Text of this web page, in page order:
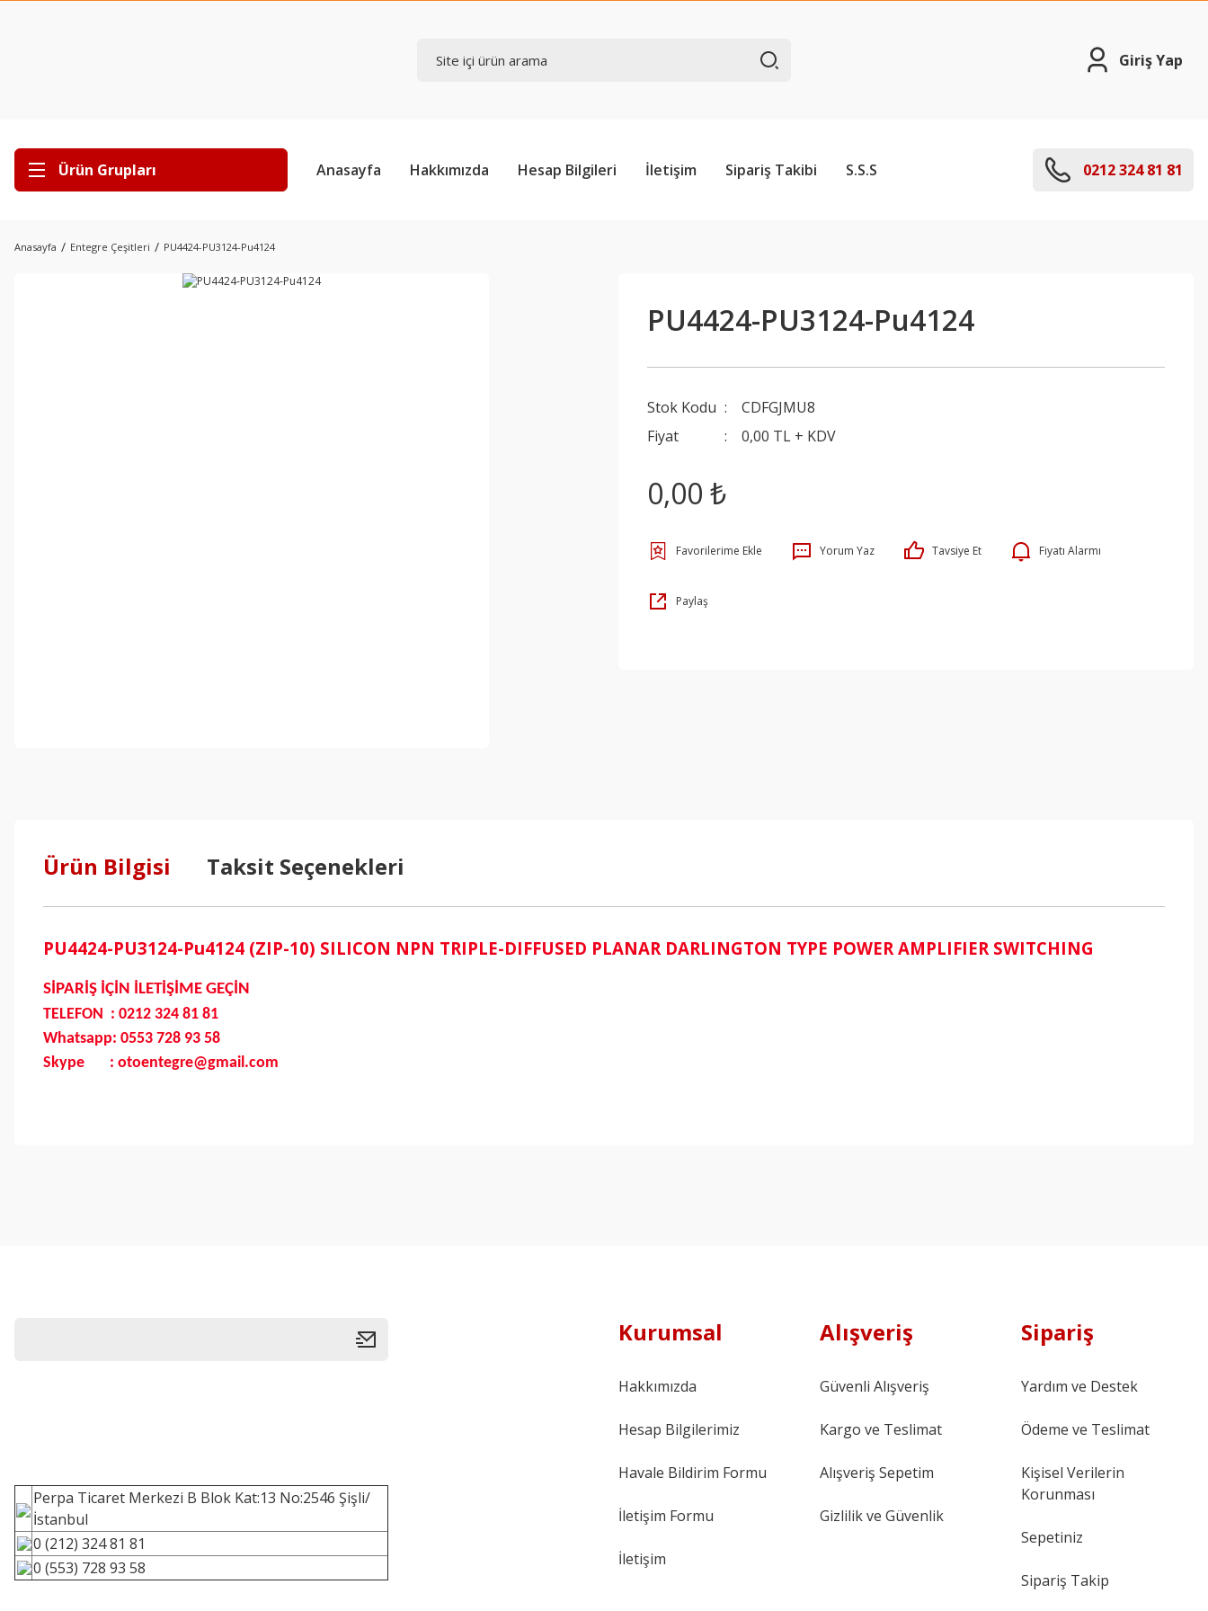
Giriş Yap
Ürün Grupları Anasayfa Hakkımızda Hesap Bilgileri İletişim Sipariş Takibi S.S.S 0212 324 81 81
Anasayfa Entegre Çeşitleri PU4424-PU3124-Pu4124
PU4424-PU3124-Pu4124
Stok Kodu
CDFGJMU8
Fiyat
0,00 TL + KDV
0,00 ₺
Yorum Yaz Tavsiye Et Fiyatı Alarmı
Paylaş
Ürün Bilgisi Taksit Seçenekleri
PU4424-PU3124-Pu4124 (ZIP-10) SILICON NPN TRIPLE-DIFFUSED PLANAR DARLINGTON TYPE POWER AMPLIFIER SWITCHING
SİPARİŞ İÇİN İLETİŞİME GEÇİN
TELEFON : 0212 324 81 81
Whatsapp: 0553 728 93 58
Skype : otoentegre@gmail.com
Perpa Ticaret Merkezi B Blok Kat:13 No:2546 Şişli/
İstanbul
0 (212) 324 81 81
0 (553) 728 93 58
Kurumsal
Hakkımızda
Hesap Bilgilerimiz
Havale Bildirim Formu
İletişim Formu
İletişim
Alışveriş
Güvenli Alışveriş
Kargo ve Teslimat
Alışveriş Sepetim
Gizlilik ve Güvenlik
Sipariş
Yardım ve Destek
Ödeme ve Teslimat
Kişisel Verilerin
Korunması
Sepetiniz
Sipariş Takip